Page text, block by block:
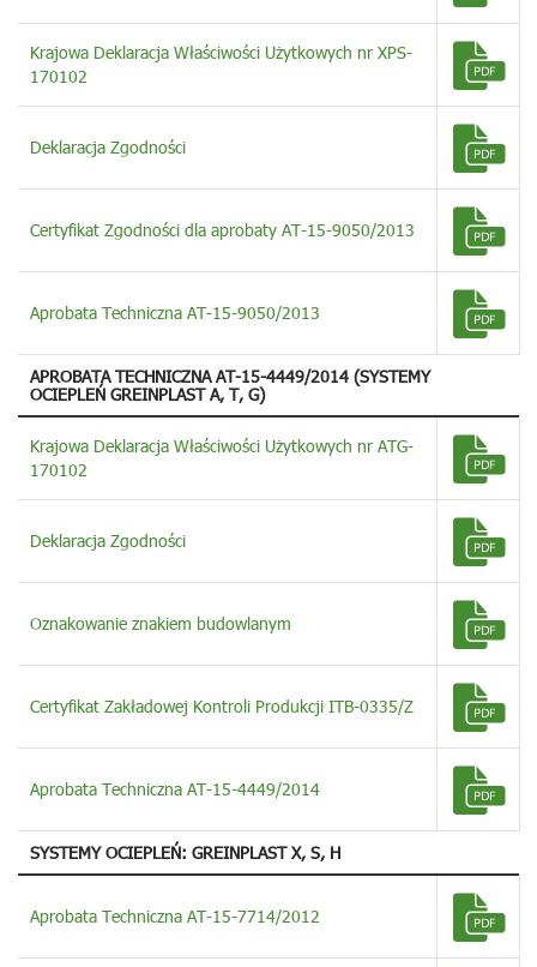
Krajowa Deklaracja Właściwości Użytkowych nr XPS-
170102
Deklaracja Zgodności
Certyfikat Zgodności dla aprobaty AT-15-9050/2013
Aprobata Techniczna AT-15-9050/2013
APROBATA TECHNICZNA AT-15-4449/2014 (SYSTEMY
OCIEPLEŃ GREINPLAST A, T, G)
Krajowa Deklaracja Właściwości Użytkowych nr ATG-
170102
Deklaracja Zgodności
Oznakowanie znakiem budowlanym
Certyfikat Zakładowej Kontroli Produkcji ITB-0335/Z
Aprobata Techniczna AT-15-4449/2014
SYSTEMY OCIEPLEŃ: GREINPLAST X, S, H
Aprobata Techniczna AT-15-7714/2012